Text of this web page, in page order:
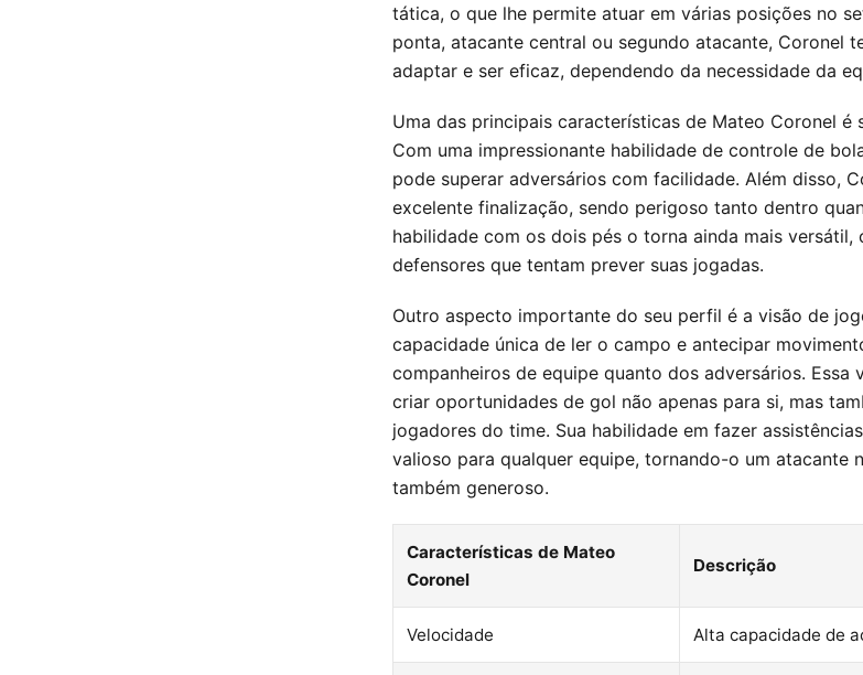
tática, o que lhe permite atuar em várias posições no
ponta, atacante central ou segundo atacante, Coronel
adaptar e ser eficaz, dependendo da necessidade da
Uma das principais características de Mateo Coronel é
Com uma impressionante habilidade de controle de
pode superar adversários com facilidade. Além disso,
excelente finalização, sendo perigoso tanto dentro
habilidade com os dois pés o torna ainda mais
defensores que tentam prever suas jogadas.
Outro aspecto importante do seu perfil é a visão de
capacidade única de ler o campo e antecipar
companheiros de equipe quanto dos adversários. Essa
criar oportunidades de gol não apenas para si, mas
jogadores do time. Sua habilidade em fazer
valioso para qualquer equipe, tornando-o um atacante
também generoso.
Características de Mateo
Coronel
Descrição
Velocidade Alta capacidade de